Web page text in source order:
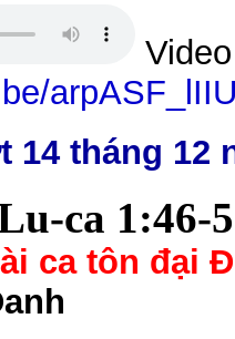
14 tháng 12
ca 1:46-
ca tôn đại